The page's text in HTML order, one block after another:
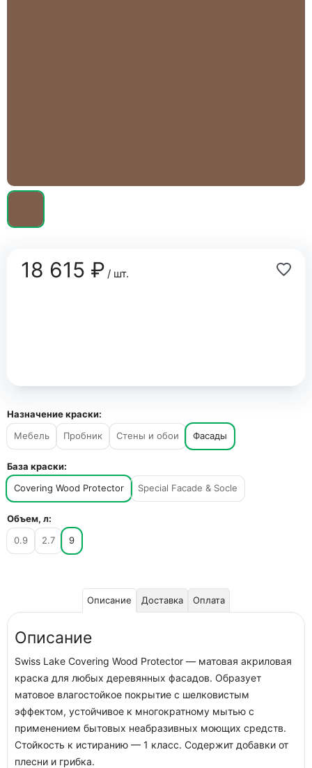
18 615 ₽/ шт.
Назначение краски:
Мебель
Пробник Стены и обои Фасады
База краски:
Covering Wood Protector
Special Facade & Socle
Объем, л:
0.9
2.7 9
Описание Доставка Оплата
Описание
Swiss Lake Covering Wood Protector — матовая акриловая
краска для любых деревянных фасадов. Образует
матовое влагостойкое покрытие с шелковистым
эффектом, устойчивое к многократному мытью с
применением бытовых неабразивных моющих средств.
Стойкость к истиранию — 1 класс. Содержит добавки от
плесни и грибка.